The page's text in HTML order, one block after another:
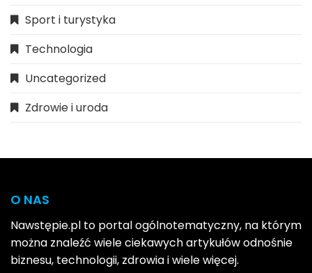
Sport i turystyka
Technologia
Uncategorized
Zdrowie i uroda
O NAS
Nawstępie.pl to portal ogólnotematyczny, na którym
można znaleźć wiele ciekawych artykułów odnośnie
biznesu, technologii, zdrowia i wiele więcej.